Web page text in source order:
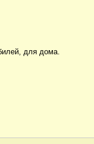
для дома.